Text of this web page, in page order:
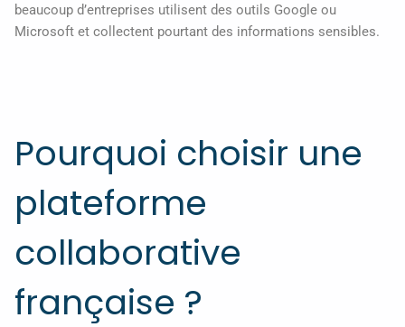
beaucoup d’entreprises utilisent des outils Google ou
Microsoft et collectent pourtant des informations sensibles.
Pourquoi choisir une
plateforme
collaborative
française ?